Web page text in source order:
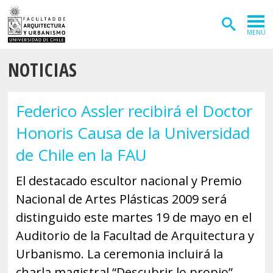
MENÚ
POSTGRADOS
DEPARTAMENTOS
Arquitectura
INSTITUTOS
Vivienda
FACULTAD
NOTICIAS
Federico Assler recibirá el Doctor
Honoris Causa de la Universidad
de Chile en la FAU
El destacado escultor nacional y Premio
Nacional de Artes Plásticas 2009 será
distinguido este martes 19 de mayo en el
Auditorio de la Facultad de Arquitectura y
Urbanismo. La ceremonia incluirá la